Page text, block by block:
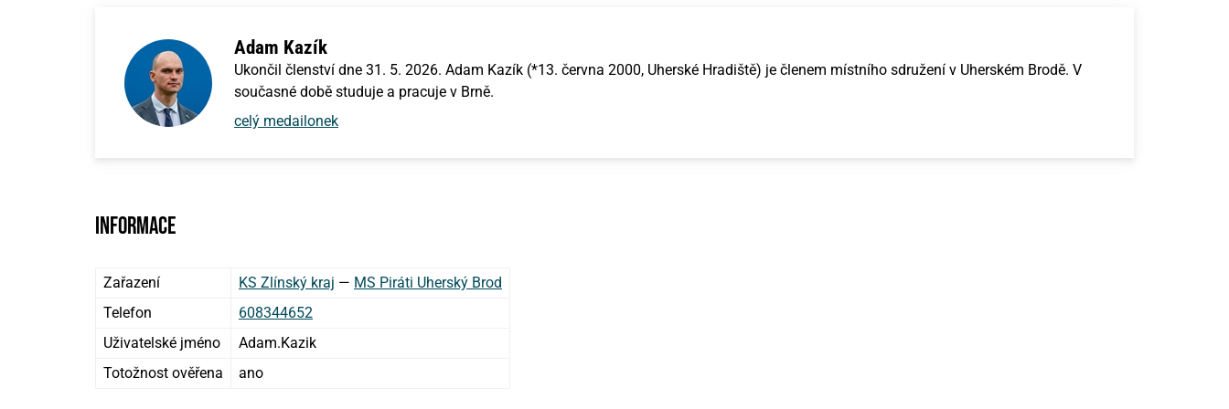
Adam Kazík
Ukončil členství dne 31. 5. 2026. Adam Kazík (*13. června 2000, Uherské Hradiště) je členem místního sdružení v Uherském Brodě. V
současné době studuje a pracuje v Brně.
celý medailonek
Informace
Zařazení KS Zlínský kraj — MS Piráti Uherský Brod
Telefon
608344652
Uživatelské jméno
Adam.Kazik
Totožnost ověřena
ano